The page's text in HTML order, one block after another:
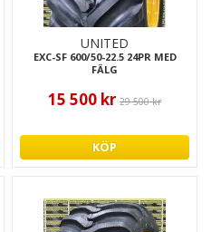
UNITED
EXC-SF 600/50-22.5 24PR MED
FÄLG
15 500 kr 29 500 kr
KÖP